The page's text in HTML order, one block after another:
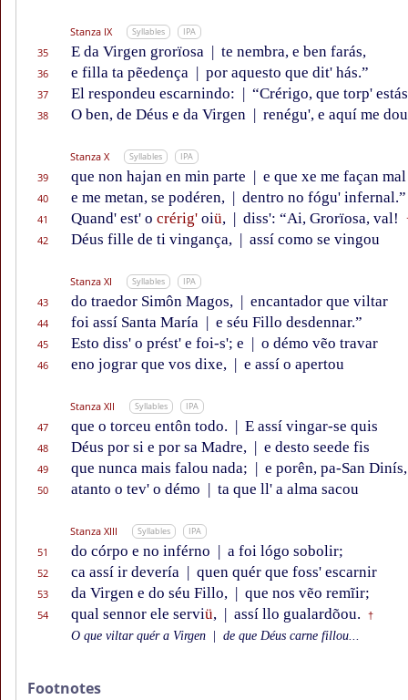
Stanza IX Syllables IPA
35 E da Virgen grorïosa | te nembra, e ben farás,
36 e filla ta pẽedença | por aquesto que dit' hás.”
37 El respondeu escarnindo: | “Crérigo, que torp'
38 O ben, de Déus e da Virgen | renégu', e aquí me dou
Stanza X Syllables IPA
39 que non hajan en min parte | e que xe me façan mal
40 e me metan, se podéren, | dentro no fógu' infernal.”
41 Quand' est' o crérig' oiü, | diss': “Ai, Grorïosa, val!
42 Déus fille de ti vingança, | assí como se vingou
Stanza XI Syllables IPA
43 do traedor Simôn Magos, | encantador que viltar
44 foi assí Santa María | e séu Fillo desdennar.”
45 Esto diss' o prést' e foi-s'; e | o démo vẽo travar
46 eno jograr que vos dixe, | e assí o apertou
Stanza XII Syllables IPA
47 que o torceu entôn todo. | E assí vingar-se quis
48 Déus por si e por sa Madre, | e desto seede fis
49 que nunca mais falou nada; | e porên, pa-San Dinís,
50 atanto o tev' o démo | ta que ll' a alma sacou
Stanza XIII Syllables IPA
51 do córpo e no inférno | a foi lógo sobolir;
52 ca assí ir devería | quen quér que foss' escarnir
53 da Virgen e do séu Fillo, | que nos vẽo remĩir;
54 qual sennor ele serviü, | assí llo gualardõou. †
O que viltar quér a Virgen de que Déus carne fillou...
Footnotes